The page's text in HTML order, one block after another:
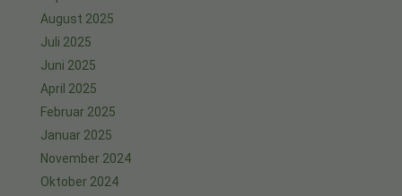
August 2025
Juli 2025
Juni 2025
April 2025
Februar 2025
Januar 2025
November 2024
Oktober 2024